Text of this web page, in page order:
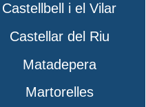
Castellbell i el Vilar
Castellar del Riu
Matadepera
Martorelles